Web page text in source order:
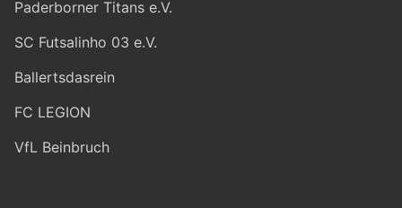
Paderborner Titans e.V.
SC Futsalinho 03 e.V.
Ballertsdasrein
FC LEGION
VfL Beinbruch